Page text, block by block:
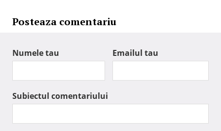
Posteaza comentariu
Numele tau Emailul tau
Subiectul comentariului